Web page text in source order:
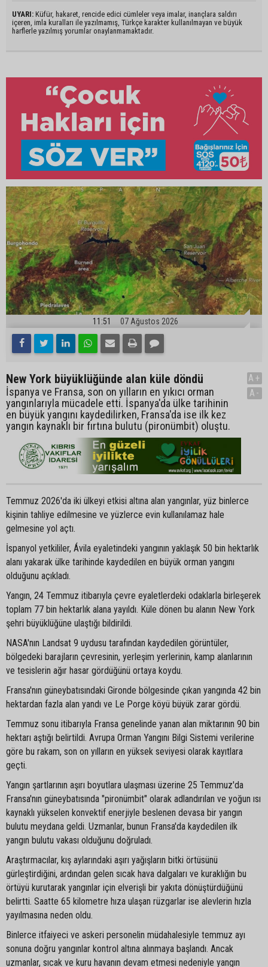
UYARI: Küfür, hakaret, rencide edici cümleler veya imalar, inançlara saldırı
içeren, imla kuralları ile yazılmamış, Türkçe karakter kullanılmayan ve büyük
harflerle yazılmış yorumlar onaylanmamaktadır.
11:51 07 Ağustos 2026
New York büyüklüğünde alan küle döndü
İspanya ve Fransa, son on yılların en yıkıcı orman
yangınlarıyla mücadele etti. İspanya'da ülke tarihinin
en büyük yangını kaydedilirken, Fransa'da ise ilk kez
yangın kaynaklı bir fırtına bulutu (pironümbit) oluştu.
A+
A-
Temmuz 2026'da iki ülkeyi etkisi altına alan yangınlar, yüz binlerce
kişinin tahliye edilmesine ve yüzlerce evin kullanılamaz hale
gelmesine yol açtı.
İspanyol yetkililer, Ávila eyaletindeki yangının yaklaşık 50 bin hektarlık
alanı yakarak ülke tarihinde kaydedilen en büyük orman yangını
olduğunu açıkladı.
Yangın, 24 Temmuz itibarıyla çevre eyaletlerdeki odaklarla birleşerek
toplam 77 bin hektarlık alana yayıldı. Küle dönen bu alanın New York
şehri büyüklüğüne ulaştığı bildirildi.
NASA'nın Landsat 9 uydusu tarafından kaydedilen görüntüler,
bölgedeki barajların çevresinin, yerleşim yerlerinin, kamp alanlarının
ve tesislerin ağır hasar gördüğünü ortaya koydu.
Fransa'nın güneybatısındaki Gironde bölgesinde çıkan yangında 42 bin
hektardan fazla alan yandı ve Le Porge köyü büyük zarar gördü.
Temmuz sonu itibarıyla Fransa genelinde yanan alan miktarının 90 bin
hektarı aştığı belirtildi. Avrupa Orman Yangını Bilgi Sistemi verilerine
göre bu rakam, son on yılların en yüksek seviyesi olarak kayıtlara
geçti.
Yangın şartlarının aşırı boyutlara ulaşması üzerine 25 Temmuz'da
Fransa'nın güneybatısında "pironümbit" olarak adlandırılan ve yoğun ısı
kaynaklı yükselen konvektif enerjiyle beslenen devasa bir yangın
bulutu meydana geldi. Uzmanlar, bunun Fransa'da kaydedilen ilk
yangın bulutu vakası olduğunu doğruladı.
Araştırmacılar, kış aylarındaki aşırı yağışların bitki örtüsünü
gürleştirdiğini, ardından gelen sıcak hava dalgaları ve kuraklığın bu
örtüyü kurutarak yangınlar için elverişli bir yakıta dönüştürdüğünü
belirtti. Saatte 65 kilometre hıza ulaşan rüzgarlar ise alevlerin hızla
yayılmasına neden oldu.
Binlerce itfaiyeci ve askeri personelin müdahalesiyle temmuz ayı
sonuna doğru yangınlar kontrol altına alınmaya başlandı. Ancak
uzmanlar, sıcak ve kuru havanın devam etmesi nedeniyle yangın